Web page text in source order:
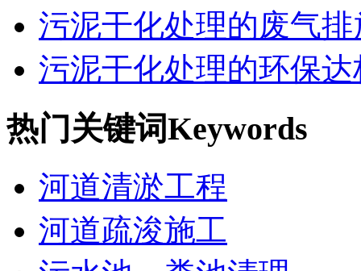
污泥干化处理的废气
污泥干化处理的环保
热门关键词Keywords
河道清淤工程
河道疏浚施工